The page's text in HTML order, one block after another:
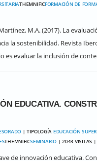
THEMNIFICFORMACIÓN DE
M.A. (2017). La
la sostenibilidad. Revista
es evaluar la inclusión de
EDUCATIVA.
| TIPOLOGÍA EDUCACIÓN
THEMNIFICSEMINARIO| 2043 VISITAS
de innovación educativa.